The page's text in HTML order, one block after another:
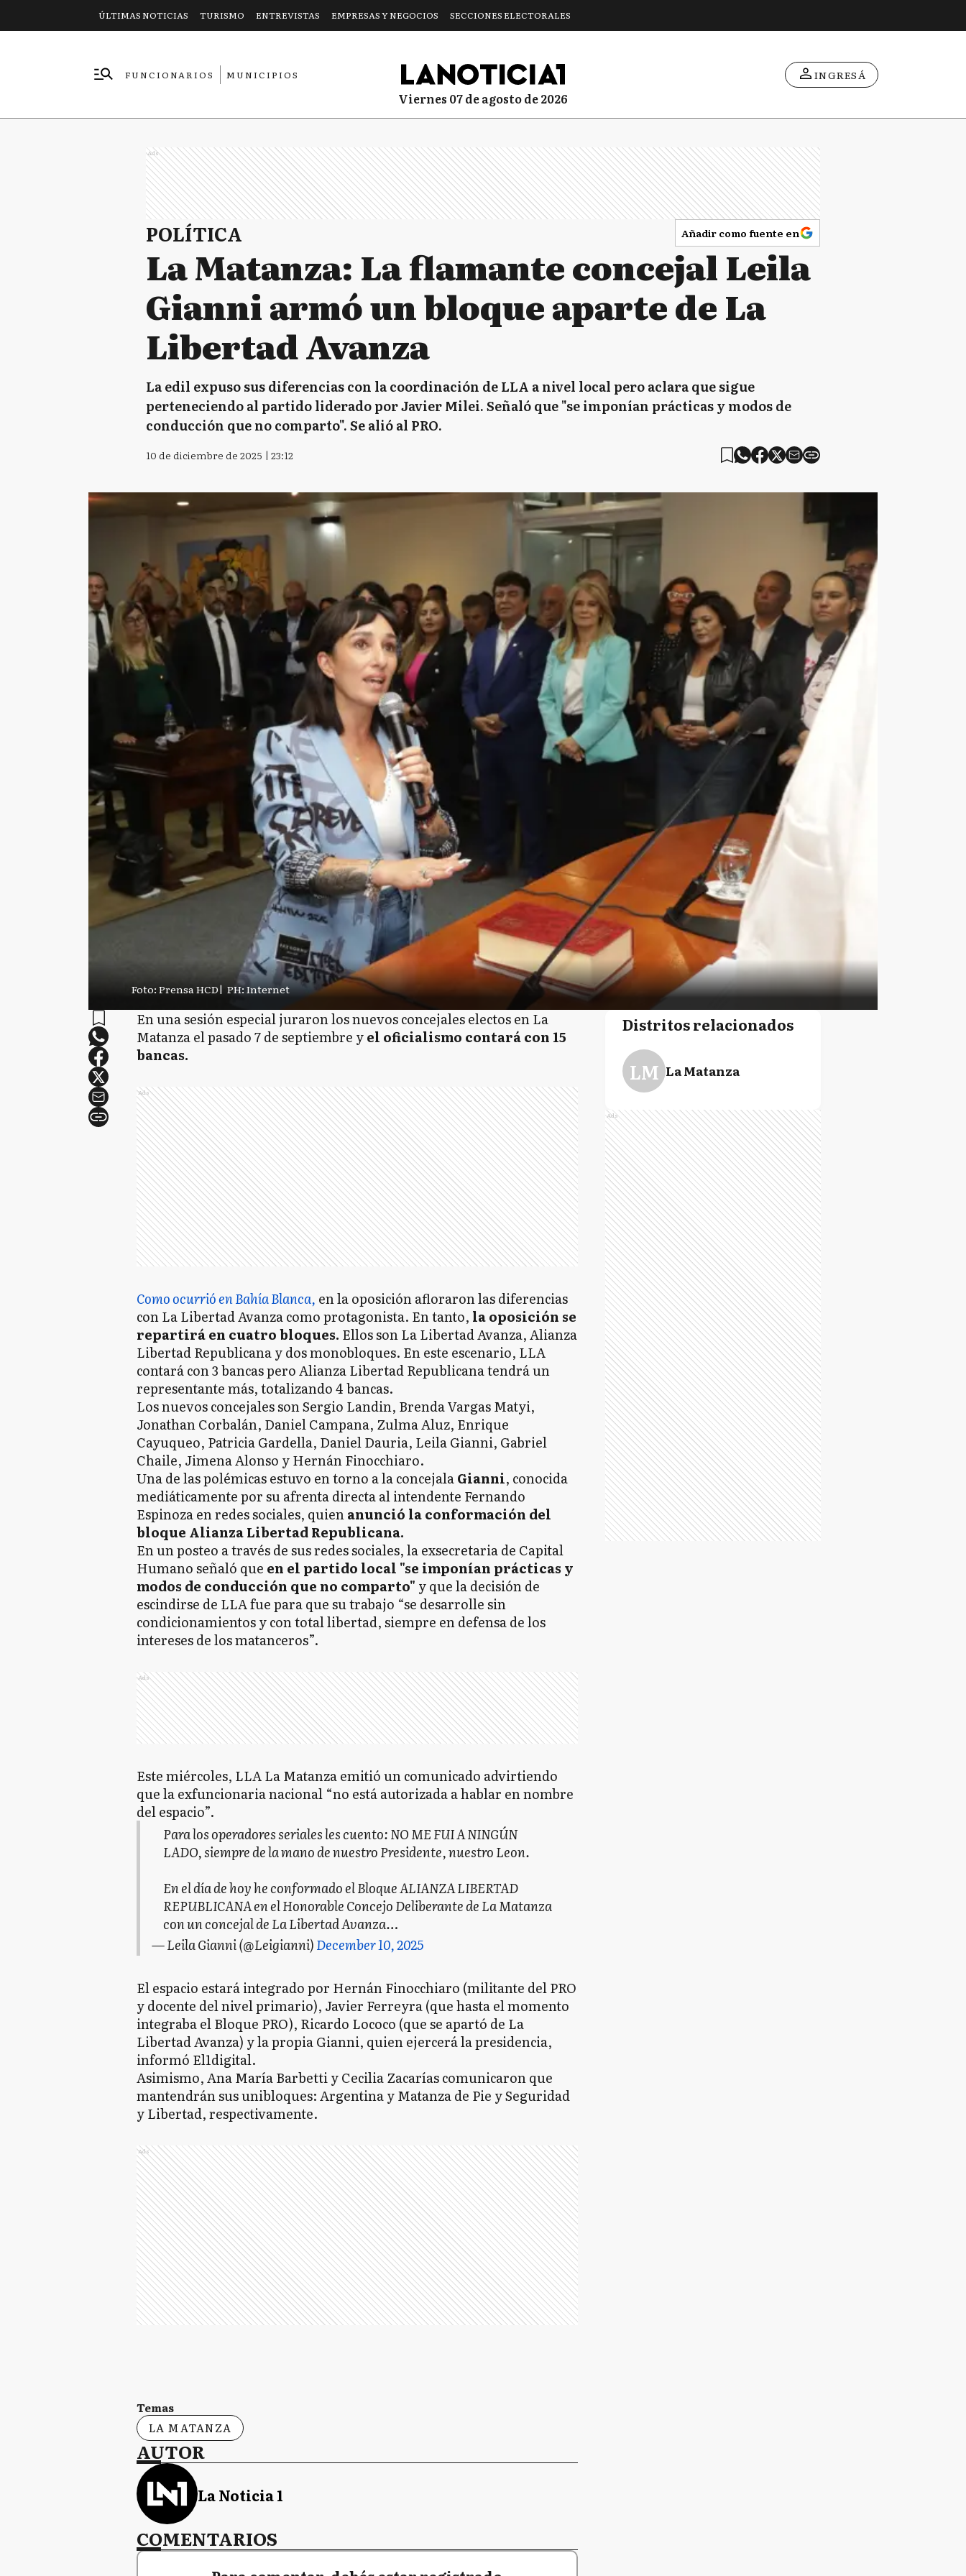
ÚLTIMAS NOTICIAS TURISMO ENTREVISTAS EMPRESAS Y NEGOCIOS SECCIONES ELECTORALES
FUNCIONARIOS
MUNICIPIOS
viernes 07 de agosto de 2026
INGRESÁ
Ads
POLÍTICA Añadir como fuente en
La Matanza: La flamante concejal Leila
Gianni armó un bloque aparte de La
Libertad Avanza
La edil expuso sus diferencias con la coordinación de LLA a nivel local pero aclara que sigue
perteneciendo al partido liderado por Javier Milei. Señaló que "se imponían prácticas y modos de
conducción que no comparto". Se alió al PRO.
10 de diciembre de 2025 | 23:12
Foto: Prensa HCD| PH: Internet
En una sesión especial juraron los nuevos concejales electos en La
Matanza el pasado 7 de septiembre yel oficialismo contará con 15
bancas.
Ads
Como ocurrió en Bahía Blanca, en la oposición afloraron las diferencias
con La Libertad Avanza como protagonista. En tanto, la oposición se
repartirá en cuatro bloques. Ellos son La Libertad Avanza, Alianza
Libertad Republicana y dos monobloques. En este escenario, LLA
contará con 3 bancas pero Alianza Libertad Republicana tendrá un
representante más, totalizando 4 bancas.
Los nuevos concejales son Sergio Landin, Brenda Vargas Matyi,
Jonathan Corbalán, Daniel Campana, Zulma Aluz, Enrique
Cayuqueo, Patricia Gardella, Daniel Dauria, Leila Gianni, Gabriel
Chaile, Jimena Alonso y Hernán Finocchiaro.
Una de las polémicas estuvo en torno a la concejalaGianni, conocida
mediáticamente por su afrenta directa al intendente Fernando
Espinoza en redes sociales, quienanunció la conformación del
bloque Alianza Libertad Republicana.
En un posteo a través de sus redes sociales, la exsecretaria de Capital
Humano señaló que en el partido local "se imponían prácticas y
modos de conducción que no comparto" y que la decisión de
escindirse de LLA fue para que su trabajo “se desarrolle sin
condicionamientos y con total libertad, siempre en defensa de los
intereses de los matanceros”.
Ads
Este miércoles, LLA La Matanza emitió un comunicado advirtiendo
que la exfuncionaria nacional “no está autorizada a hablar en nombre
del espacio”.
Para los operadores seriales les cuento: NO ME FUI A NINGÚN
LADO, siempre de la mano de nuestro Presidente, nuestro Leon.
En el día de hoy he conformado el Bloque ALIANZA LIBERTAD
REPUBLICANA en el Honorable Concejo Deliberante de La Matanza
con un concejal de La Libertad Avanza…
— Leila Gianni (@Leigianni)December 10, 2025
El espacio estará integrado por Hernán Finocchiaro (militante del PRO
y docente del nivel primario), Javier Ferreyra (que hasta el momento
integraba el Bloque PRO), Ricardo Lococo (que se apartó de La
Libertad Avanza) y la propia Gianni, quien ejercerá la presidencia,
informó El1digital.
Asimismo, Ana María Barbetti y Cecilia Zacarías comunicaron que
mantendrán sus unibloques: Argentina y Matanza de Pie y Seguridad
y Libertad, respectivamente.
Ads
Temas
LA MATANZA
AUTOR
La Noticia 1
COMENTARIOS
Distritos relacionados
LM La Matanza
Ads